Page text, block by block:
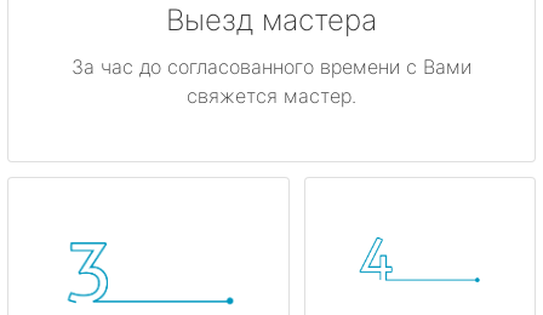
Выезд мастера
За час до согласованного времени с Вами
свяжется мастер.